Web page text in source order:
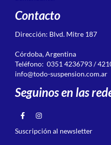
Contacto
Dirección: Blvd. Mitre 187
Córdoba, Argentina
Teléfono: 0351 4236793 /
info@todo-suspension.com.ar
Seguinos en las
Suscripción al newsletter